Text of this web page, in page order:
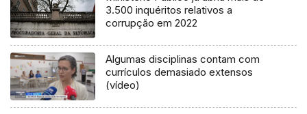
3.500 inquéritos relativos a
corrupção em 2022
Algumas disciplinas contam com
currículos demasiado extensos
(vídeo)